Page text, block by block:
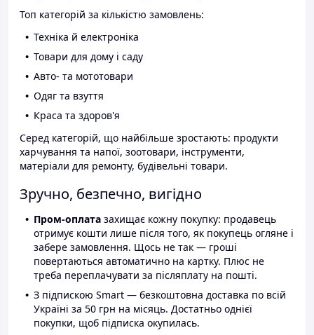
Топ категорій за кількістю замовлень:
Техніка й електроніка
Товари для дому і саду
Авто- та мототовари
Одяг та взуття
Краса та здоров'я
Серед категорій, що найбільше зростають: продукти
харчування та напої, зоотовари, інструменти,
матеріали для ремонту, будівельні товари.
Зручно, безпечно, вигідно
Пром-оплата захищає кожну покупку: продавець
отримує кошти лише після того, як покупець огляне і
забере замовлення. Щось не так — гроші
повертаються автоматично на картку. Плюс не
треба переплачувати за післяплату на пошті.
З підпискою Smart — безкоштовна доставка по всій
Україні за 50 грн на місяць. Достатньо однієї
покупки, щоб підписка окупилась.